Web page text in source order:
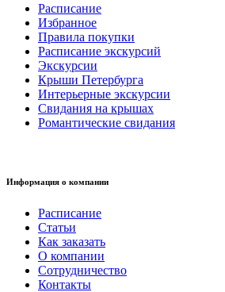
Расписание
Избранное
Правила покупки
Расписание экскурсий
Экскурсии
Крыши Петербурга
Интерьерные экскурсии
Свидания на крышах
Романтические свидания
Информация о компании
Расписание
Статьи
Как заказать
О компании
Сотрудничество
Контакты